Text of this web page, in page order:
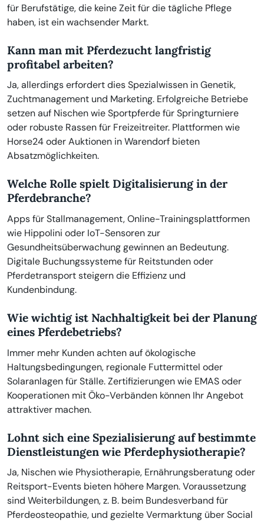
für Berufstätige, die keine Zeit für die tägliche Pflege
haben, ist ein wachsender Markt.
Kann man mit Pferdezucht langfristig
profitabel arbeiten?
Ja, allerdings erfordert dies Spezialwissen in Genetik,
Zuchtmanagement und Marketing. Erfolgreiche Betriebe
setzen auf Nischen wie Sportpferde für Springturniere
oder robuste Rassen für Freizeitreiter. Plattformen wie
Horse24 oder Auktionen in Warendorf bieten
Absatzmöglichkeiten.
Welche Rolle spielt Digitalisierung in der
Pferdebranche?
Apps für Stallmanagement, Online-Trainingsplattformen
wie Hippolini oder IoT-Sensoren zur
Gesundheitsüberwachung gewinnen an Bedeutung.
Digitale Buchungssysteme für Reitstunden oder
Pferdetransport steigern die Effizienz und
Kundenbindung.
Wie wichtig ist Nachhaltigkeit bei der Planung
eines Pferdebetriebs?
Immer mehr Kunden achten auf ökologische
Haltungsbedingungen, regionale Futtermittel oder
Solaranlagen für Ställe. Zertifizierungen wie EMAS oder
Kooperationen mit Öko-Verbänden können Ihr Angebot
attraktiver machen.
Lohnt sich eine Spezialisierung auf bestimmte
Dienstleistungen wie Pferdephysiotherapie?
Ja, Nischen wie Physiotherapie, Ernährungsberatung oder
Reitsport-Events bieten höhere Margen. Voraussetzung
sind Weiterbildungen, z. B. beim Bundesverband für
Pferdeosteopathie, und gezielte Vermarktung über Social